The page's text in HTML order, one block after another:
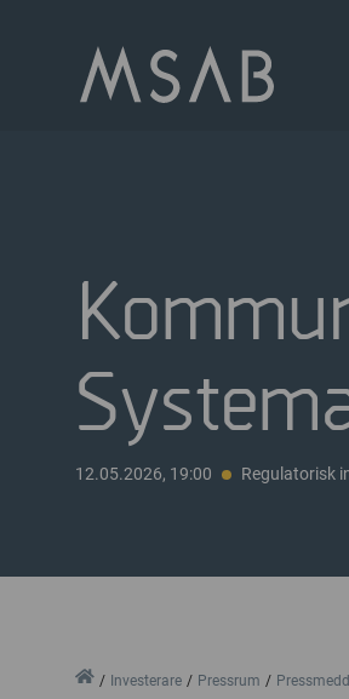
Större aktieägare
Insidertransaktioner
12.05.2026, 19:00 Regulatorisk
HomeInvesterare Pressrum